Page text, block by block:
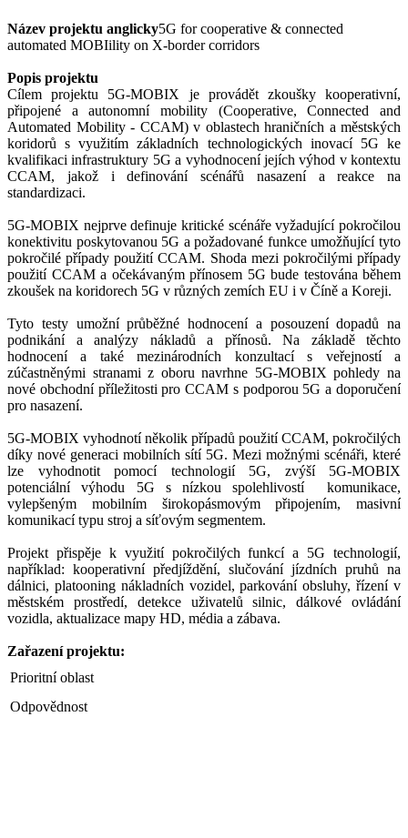
Název projektu anglicky5G for cooperative & connected
automated MOBIility on X-border corridors
Popis projektu
Cílem projektu 5G-MOBIX je provádět zkoušky kooperativní,
připojené a autonomní mobility (Cooperative, Connected and
Automated Mobility - CCAM) v oblastech hraničních a městských
koridorů s využitím základních technologických inovací 5G ke
kvalifikaci infrastruktury 5G a vyhodnocení jejích výhod v kontextu
CCAM, jakož i definování scénářů nasazení a reakce na
standardizaci.
5G-MOBIX nejprve definuje kritické scénáře vyžadující pokročilou
konektivitu poskytovanou 5G a požadované funkce umožňující tyto
pokročilé případy použití CCAM. Shoda mezi pokročilými případy
použití CCAM a očekávaným přínosem 5G bude testována během
zkoušek na koridorech 5G v různých zemích EU i v Číně a Koreji.
Tyto testy umožní průběžné hodnocení a posouzení dopadů na
podnikání a analýzy nákladů a přínosů. Na základě těchto
hodnocení a také mezinárodních konzultací s veřejností a
zúčastněnými stranami z oboru navrhne 5G-MOBIX pohledy na
nové obchodní příležitosti pro CCAM s podporou 5G a doporučení
pro nasazení.
5G-MOBIX vyhodnotí několik případů použití CCAM, pokročilých
díky nové generaci mobilních sítí 5G. Mezi možnými scénáři, které
lze vyhodnotit pomocí technologií 5G, zvýší 5G-MOBIX
potenciální výhodu 5G s nízkou spolehlivostí komunikace,
vylepšeným mobilním širokopásmovým připojením, masivní
komunikací typu stroj a síťovým segmentem.
Projekt přispěje k využití pokročilých funkcí a 5G technologií,
například: kooperativní předjíždění, slučování jízdních pruhů na
dálnici, platooning nákladních vozidel, parkování obsluhy, řízení v
městském prostředí, detekce uživatelů silnic, dálkové ovládání
vozidla, aktualizace mapy HD, média a zábava.
Zařazení projektu:
Prioritní oblast
Odpovědnost